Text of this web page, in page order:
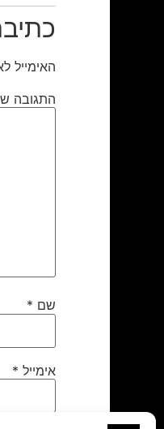
האימייל
התגובה
שם *
אימייל *